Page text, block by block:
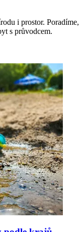
i prostor. Poradíme,
s průvodcem.